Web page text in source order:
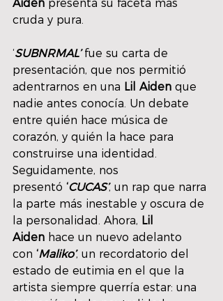
Aiden presenta su faceta más
cruda y pura.
‘SUBNRMAL’ fue su carta de
presentación, que nos permitió
adentrarnos en una Lil Aiden que
nadie antes conocía. Un debate
entre quién hace música de
corazón, y quién la hace para
construirse una identidad.
Seguidamente, nos
presentó ‘CUCAS’, un rap que narra
la parte más inestable y oscura de
la personalidad. Ahora, Lil
Aiden hace un nuevo adelanto
con ‘Maliko’, un recordatorio del
estado de eutimia en el que la
artista siempre querría estar: una